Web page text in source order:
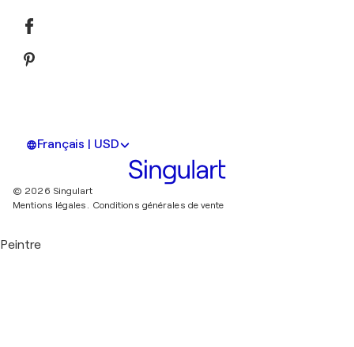
Français | USD
© 2026 Singulart
Mentions légales. Conditions générales de vente
Peintre